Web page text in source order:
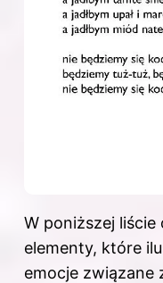
W poniższej
elementy, które
emocje związane